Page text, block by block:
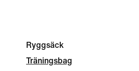
Ryggsäck
Träningsbag